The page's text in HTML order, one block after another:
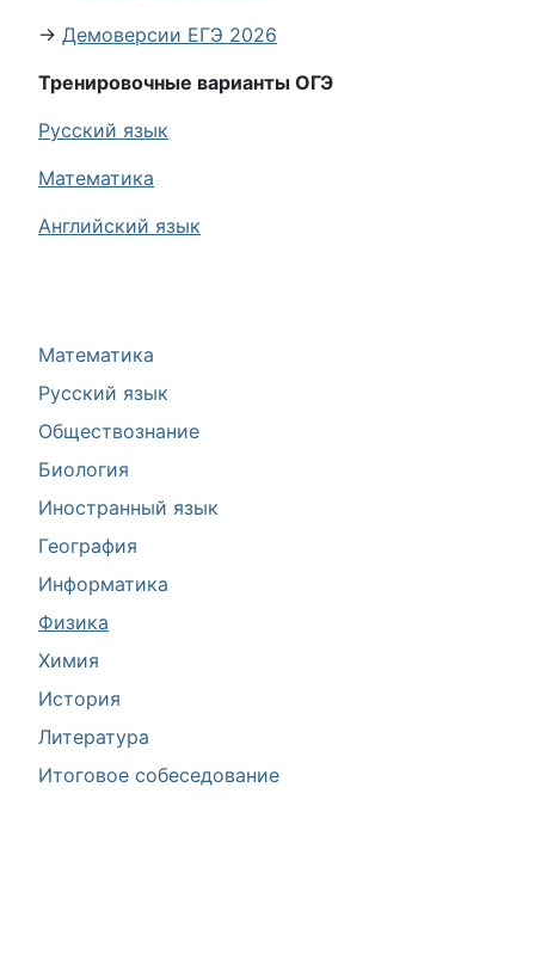
Математика
Русский язык
Обществознание
Биология
Иностранный язык
География
Информатика
Физика
Химия
История
Литература
Итоговое собеседование
→ Демоверсии ЕГЭ 2026
Тренировочные варианты ОГЭ
Русский язык
Математика
Английский язык